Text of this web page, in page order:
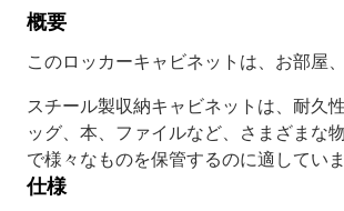
概要
このロッカーキャビネットは、お部屋
スチール製収納キャビネットは、耐久
ッグ、本、ファイルなど、さまざまな
で様々なものを保管するのに適していま
仕様